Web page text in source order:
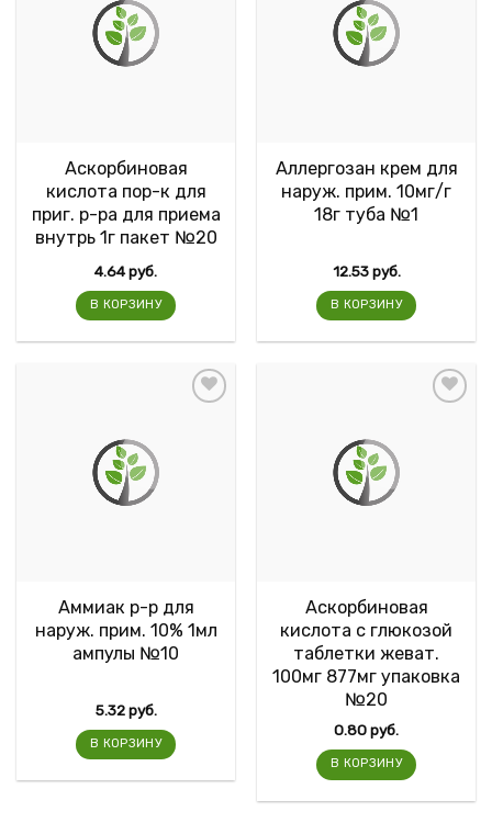
Аскорбиновая
кислота пор-к для
приг. р-ра для приема
внутрь 1г пакет №20
4.64руб.
В КОРЗИНУ
Аллергозан крем для
наруж. прим. 10мг/г
18г туба №1
12.53руб.
В КОРЗИНУ
Аммиак р-р для
наруж. прим. 10% 1мл
ампулы №10
5.32руб.
В КОРЗИНУ
Аскорбиновая
кислота с глюкозой
таблетки жеват.
100мг 877мг упаковка
№20
0.80руб.
В КОРЗИНУ